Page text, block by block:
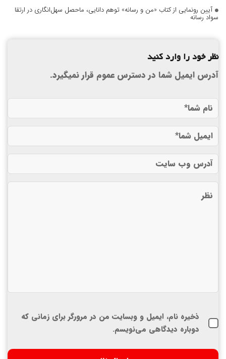
آیین رونمایی از کتاب «من و رسانه» توهم دانایی، ماحصل سهل‌انگاری در ارتقا
سواد رسانه
نظر خود را وارد کنید
آدرس ایمیل شما در دسترس عموم قرار نمیگیرد.
ذخیره نام، ایمیل و وبسایت من در مرورگر برای زمانی که
دوباره دیدگاهی می‌نویسم.